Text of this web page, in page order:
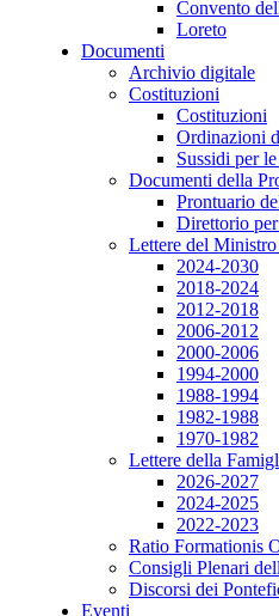
Convento
Loreto
Documenti
Archivio digitale
Costituzioni
Costituzioni
Ordinazioni
Sussidi per
Documenti della
Prontuario
Direttorio
Lettere del Ministro
2024-2030
2018-2024
2012-2018
2006-2012
2000-2006
1994-2000
1988-1994
1982-1988
1970-1982
Lettere della
2026-2027
2024-2025
2022-2023
Ratio Formationis
Consigli Plenari
Discorsi dei
Eventi